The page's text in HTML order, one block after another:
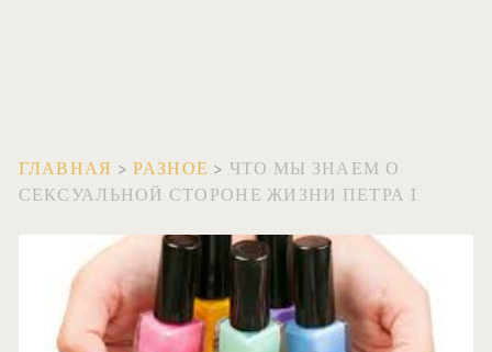
ГЛАВНАЯ >РАЗНОЕ > ЧТО МЫ ЗНАЕМ О
СЕКСУАЛЬНОЙ СТОРОНЕ ЖИЗНИ ПЕТРА I